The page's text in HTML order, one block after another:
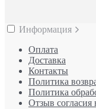
Информация
Оплата
Доставка
Контакты
Политика
Политика
Отзыв